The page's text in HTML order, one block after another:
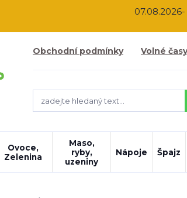
Obchodní podmínky Volné
Ovoce,
Zelenina
Maso,
ryby,
uzeniny
Nápoje Špajz